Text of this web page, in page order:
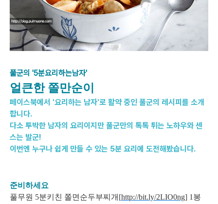
풀군의 '5분요리하는남자'
얼큰한 쫄만순이
페이스북에서 '요리하는 남자'로 활약 중인 풀군의 레시피를 소개
합니다.
다소 투박한 남자의 요리이지만 풀군만의 톡톡 튀는 노하우와 센
스는 발군!
이번엔 누구나 쉽게 만들 수 있는 5분 요리에 도전해봤습니다.
준비하세요
풀무원 5분키친 쫄면순두부찌개[http://bit.ly/2LIO0ng] 1봉